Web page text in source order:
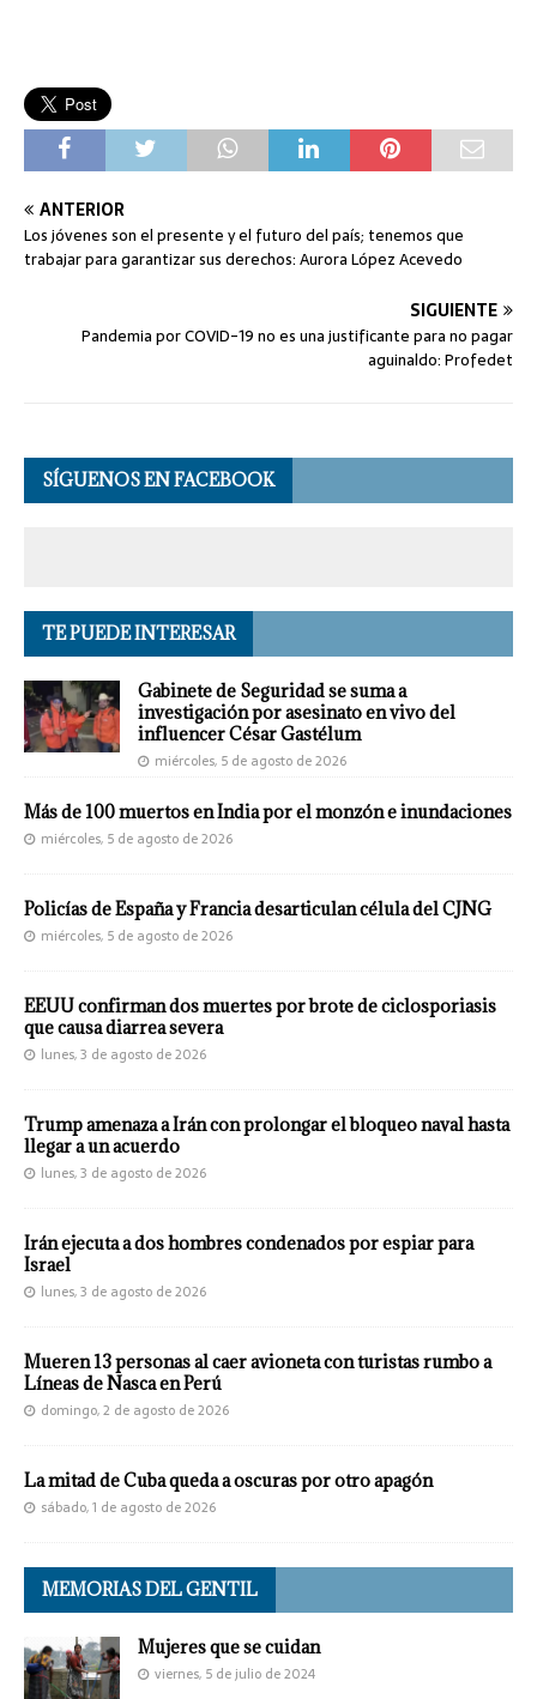
ANTERIOR
Los jóvenes son el presente y el futuro del país; tenemos que
trabajar para garantizar sus derechos: Aurora López Acevedo
SIGUIENTE
Pandemia por COVID-19 no es una justificante para no pagar
aguinaldo: Profedet
SÍGUENOS EN FACEBOOK
TE PUEDE INTERESAR
Gabinete de Seguridad se suma a
investigación por asesinato en vivo del
influencer César Gastélum
miércoles, 5 de agosto de 2026
Más de 100 muertos en India por el monzón e inundaciones
miércoles, 5 de agosto de 2026
Policías de España y Francia desarticulan célula del CJNG
miércoles, 5 de agosto de 2026
EEUU confirman dos muertes por brote de ciclosporiasis
que causa diarrea severa
lunes, 3 de agosto de 2026
Trump amenaza a Irán con prolongar el bloqueo naval hasta
llegar a un acuerdo
lunes, 3 de agosto de 2026
Irán ejecuta a dos hombres condenados por espiar para
Israel
lunes, 3 de agosto de 2026
Mueren 13 personas al caer avioneta con turistas rumbo a
Líneas de Nasca en Perú
domingo, 2 de agosto de 2026
La mitad de Cuba queda a oscuras por otro apagón
sábado, 1 de agosto de 2026
MEMORIAS DEL GENTIL
Mujeres que se cuidan
viernes, 5 de julio de 2024